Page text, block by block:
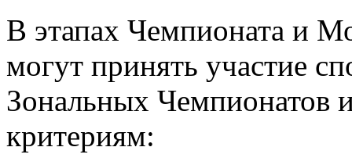
В этапах Чемпионата и
могут принять участие
Зональных Чемпионатов
критериям: